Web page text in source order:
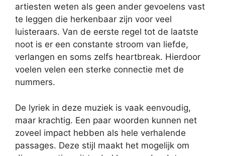
artiesten weten als geen ander gevoelens vast
te leggen die herkenbaar zijn voor veel
luisteraars. Van de eerste regel tot de laatste
noot is er een constante stroom van liefde,
verlangen en soms zelfs heartbreak. Hierdoor
voelen velen een sterke connectie met de
nummers.
De lyriek in deze muziek is vaak eenvoudig,
maar krachtig. Een paar woorden kunnen net
zoveel impact hebben als hele verhalende
passages. Deze stijl maakt het mogelijk om